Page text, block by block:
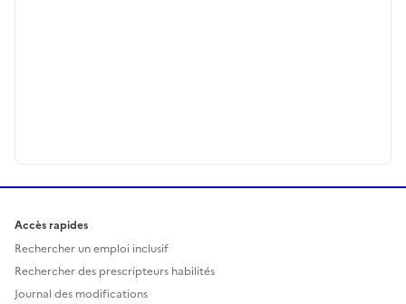
Accès rapides
Rechercher un emploi inclusif
Rechercher des prescripteurs habilités
Journal des modifications